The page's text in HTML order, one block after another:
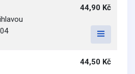
44,90 Kč
44,50 Kč